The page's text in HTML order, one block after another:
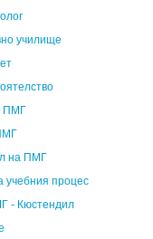
училище
ПМГ
на ПМГ
учебния процес
- Кюстендил